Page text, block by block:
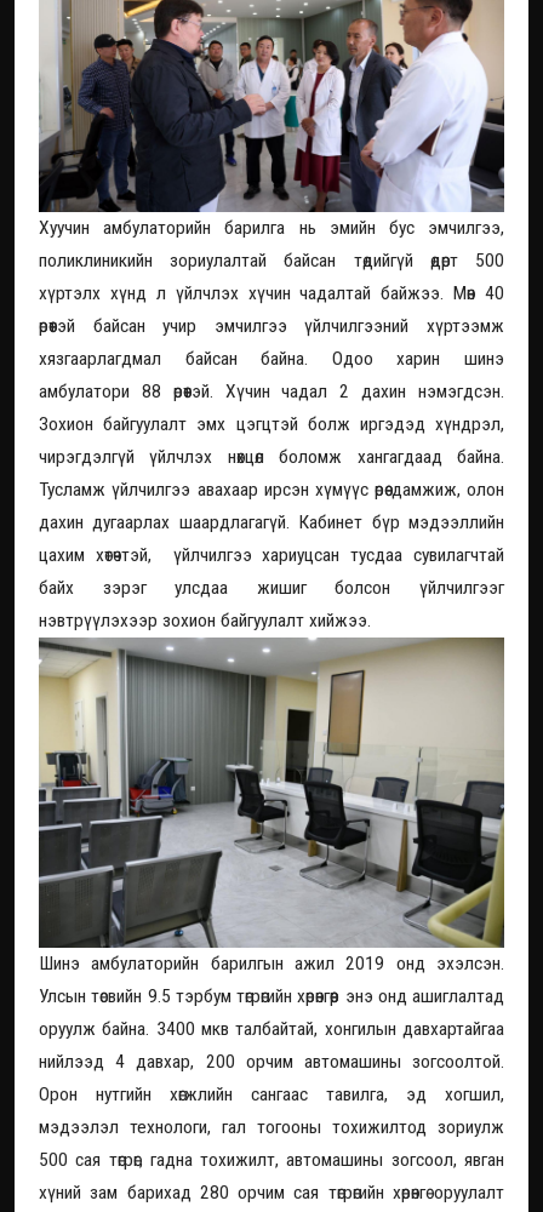
Хуучин амбулаторийн барилга нь эмийн бус эмчилгээ,
поликлиникийн зориулалтай байсан төдийгүй өдөрт 500
хүртэлх хүнд л үйлчлэх хүчин чадалтай байжээ. Мөн 40
өрөөтэй байсан учир эмчилгээ үйлчилгээний хүртээмж
хязгаарлагдмал байсан байна. Одоо харин шинэ
амбулатори 88 өрөөтэй. Хүчин чадал 2 дахин нэмэгдсэн.
Зохион байгуулалт эмх цэгцтэй болж иргэдэд хүндрэл,
чирэгдэлгүй үйлчлэх нөхцөл боломж хангагдаад байна.
Тусламж үйлчилгээ авахаар ирсэн хүмүүс өрөө дамжиж, олон
дахин дугаарлах шаардлагагүй. Кабинет бүр мэдээллийн
цахим хөтөчтэй, үйлчилгээ хариуцсан тусдаа сувилагчтай
байх зэрэг улсдаа жишиг болсон үйлчилгээг
нэвтрүүлэхээр зохион байгуулалт хийжээ.
Шинэ амбулаторийн барилгын ажил 2019 онд эхэлсэн.
Улсын төсвийн 9.5 тэрбум төгрөгийн хөрөнгөөр энэ онд ашиглалтад
оруулж байна. 3400 мкв талбайтай, хонгилын давхартайгаа
нийлээд 4 давхар, 200 орчим автомашины зогсоолтой.
Орон нутгийн хөгжлийн сангаас тавилга, эд хогшил,
мэдээлэл технологи, гал тогооны тохижилтод зориулж
500 сая төгрөг, гадна тохижилт, автомашины зогсоол, явган
хүний зам барихад 280 орчим сая төгрөгийн хөрөнгө оруулалт